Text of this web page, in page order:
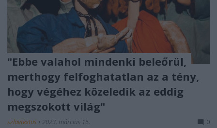
"Ebbe valahol mindenki beleőrül,
merthogy felfoghatatlan az a tény,
hogy végéhez közeledik az eddig
megszokott világ"
szlavtextus • 2023. március 16. 0